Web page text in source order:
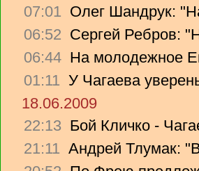
07:01 Олег Шандрук:
06:52 Сергей Ребров:
06:44 На молодежное
01:11 У Чагаева
18.06.2009
22:13 Бой Кличко -
21:11 Андрей Тлумак: